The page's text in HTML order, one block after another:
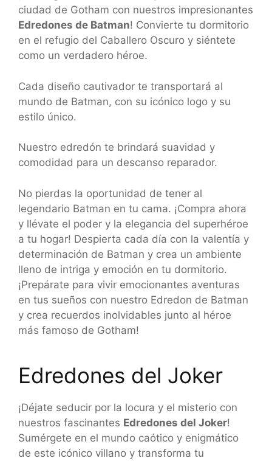
ciudad de Gotham con nuestros impresionantes
Edredones de Batman! Convierte tu dormitorio
en el refugio del Caballero Oscuro y siéntete
como un verdadero héroe.
Cada diseño cautivador te transportará al
mundo de Batman, con su icónico logo y su
estilo único.
Nuestro edredón te brindará suavidad y
comodidad para un descanso reparador.
No pierdas la oportunidad de tener al
legendario Batman en tu cama. ¡Compra ahora
y llévate el poder y la elegancia del superhéroe
a tu hogar! Despierta cada día con la valentía y
determinación de Batman y crea un ambiente
lleno de intriga y emoción en tu dormitorio.
¡Prepárate para vivir emocionantes aventuras
en tus sueños con nuestro Edredon de Batman
y crea recuerdos inolvidables junto al héroe
más famoso de Gotham!
Edredones del Joker
¡Déjate seducir por la locura y el misterio con
nuestros fascinantes Edredones del Joker!
Sumérgete en el mundo caótico y enigmático
de este icónico villano y transforma tu